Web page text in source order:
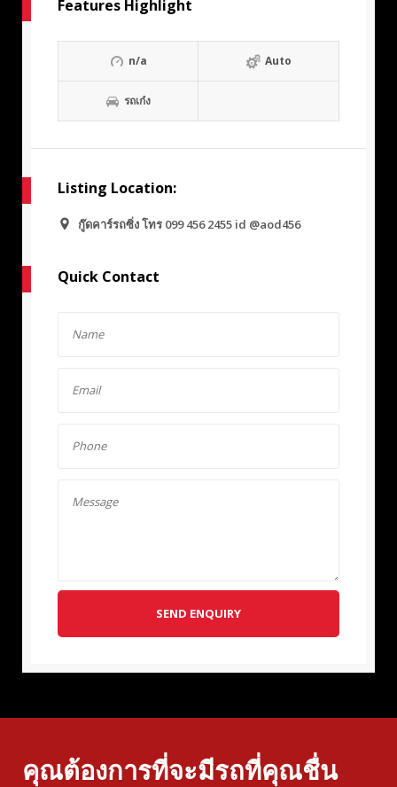
Features Highlight
n/a Auto
รถเก๋ง
Listing Location:
กู๊ดคาร์รถซิ่ง โทร 099 456 2455 id @aod456
Quick Contact
SEND ENQUIRY
คุณต้องการที่จะมีรถที่คุณชื่น